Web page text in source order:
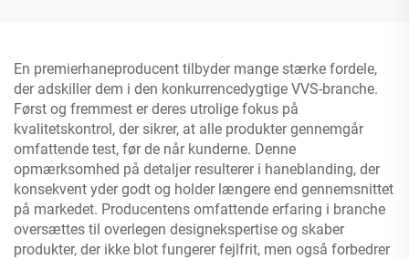
En premierhaneproducent tilbyder mange stærke fordele,
der adskiller dem i den konkurrencedygtige VVS-branche.
Først og fremmest er deres utrolige fokus på
kvalitetskontrol, der sikrer, at alle produkter gennemgår
omfattende test, før de når kunderne. Denne
opmærksomhed på detaljer resulterer i haneblanding, der
konsekvent yder godt og holder længere end gennemsnittet
på markedet. Producentens omfattende erfaring i branche
oversættes til overlegen designekspertise og skaber
produkter, der ikke blot fungerer fejlfrit, men også forbedrer